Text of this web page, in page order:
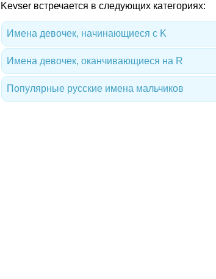
Kevser встречается в следующих категориях:
Имена девочек, начинающиеся с K
Имена девочек, оканчивающиеся на R
Популярные русские имена мальчиков